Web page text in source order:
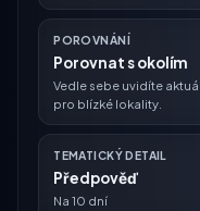
POROVNÁNÍ
Porovnat s okolím
Vedle sebe uvidíte
pro blízké lokality.
TEMATICKÝ DETAIL
Předpověď
Na 10 dní